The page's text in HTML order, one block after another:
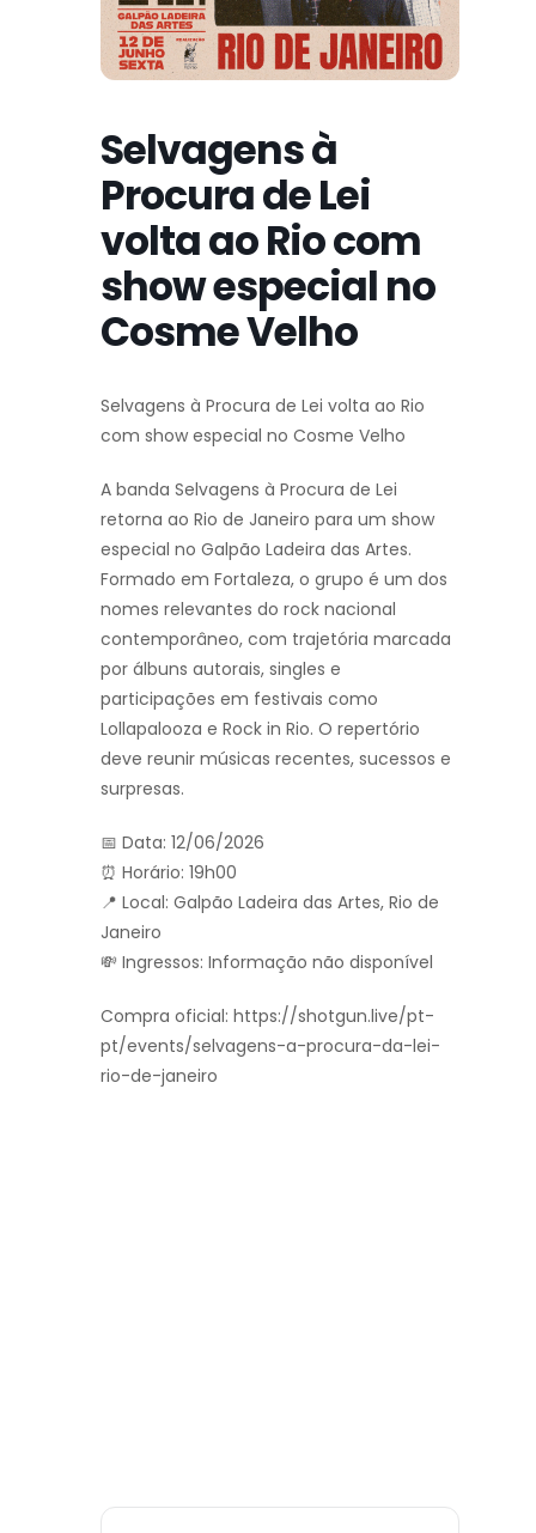
Selvagens à
Procura de Lei
volta ao Rio com
show especial no
Cosme Velho
Selvagens à Procura de Lei volta ao Rio
com show especial no Cosme Velho
A banda Selvagens à Procura de Lei
retorna ao Rio de Janeiro para um show
especial no Galpão Ladeira das Artes.
Formado em Fortaleza, o grupo é um dos
nomes relevantes do rock nacional
contemporâneo, com trajetória marcada
por álbuns autorais, singles e
participações em festivais como
Lollapalooza e Rock in Rio. O repertório
deve reunir músicas recentes, sucessos e
surpresas.
📅 Data: 12/06/2026
⏰ Horário: 19h00
📍 Local: Galpão Ladeira das Artes, Rio de
Janeiro
💸 Ingressos: Informação não disponível
Compra oficial: https://shotgun.live/pt-
pt/events/selvagens-a-procura-da-lei-
rio-de-janeiro